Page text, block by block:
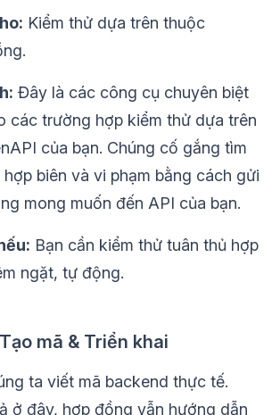
Kiểm thử dựa trên thuộc
Đây là các công cụ chuyên biệt
các trường hợp kiểm thử dựa trên
của bạn. Chúng cố gắng tìm
biên và vi phạm bằng cách gửi
mong muốn đến API của bạn.
Bạn cần kiểm thử tuân thủ hợp
ngặt, tự động.
mã & Triển khai
ta viết mã backend thực tế.
ở đây, hợp đồng vẫn hướng dẫn